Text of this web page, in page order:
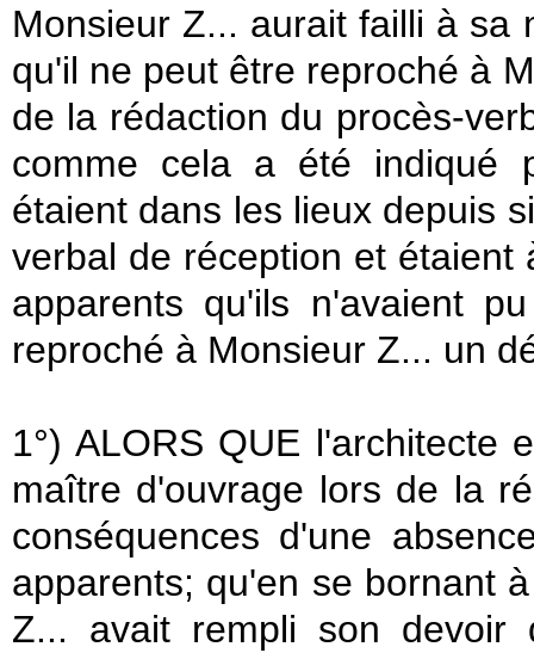
Monsieur Z... aurait failli à sa
qu'il ne peut être reproché à
de la rédaction du procès-
comme cela a été indiqué
étaient dans les lieux depuis
verbal de réception et
apparents qu'ils n'avaient
reproché à Monsieur Z... un
1°) ALORS QUE l'architecte
maître d'ouvrage lors de la
conséquences d'une
apparents; qu'en se bornant
Z... avait rempli son